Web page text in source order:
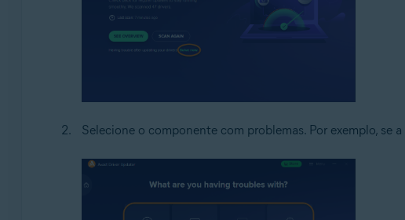
Selecione o componente com problemas. Por exemplo, se